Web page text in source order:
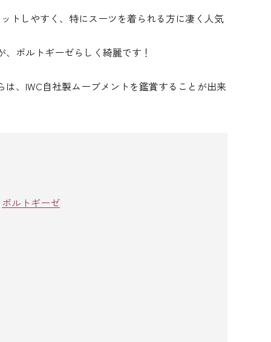
トしやすく、特にスーツを着られる方に凄く人気
ポルトギーゼらしく綺麗です！
、IWC自社製ムーブメントを鑑賞することが出来
ポルトギーゼ